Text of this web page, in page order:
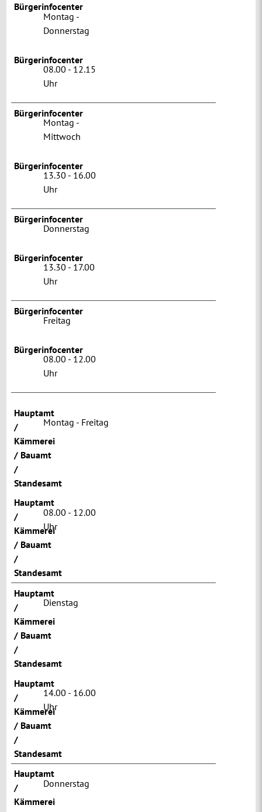
Bürgerinfocenter
Montag -
Donnerstag
Bürgerinfocenter
08.00 - 12.15
Uhr
Bürgerinfocenter
Montag -
Mittwoch
Bürgerinfocenter
13.30 - 16.00
Uhr
Bürgerinfocenter
Donnerstag
Bürgerinfocenter
13.30 - 17.00
Uhr
Bürgerinfocenter
Freitag
Bürgerinfocenter
08.00 - 12.00
Uhr
Hauptamt
/
Kämmerei
/ Bauamt
/
Standesamt
Montag - Freitag
Hauptamt
/
Kämmerei
/ Bauamt
/
Standesamt
08.00 - 12.00
Uhr
Hauptamt
/
Kämmerei
/ Bauamt
/
Standesamt
Dienstag
Hauptamt
/
Kämmerei
/ Bauamt
/
Standesamt
14.00 - 16.00
Uhr
Hauptamt
/
Kämmerei
Donnerstag